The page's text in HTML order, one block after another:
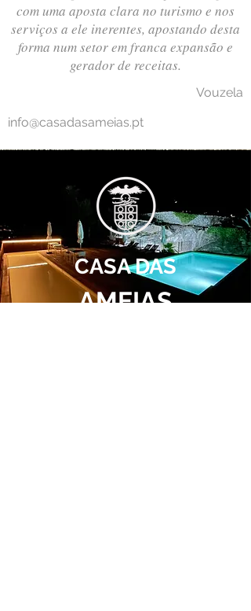
com uma aposta clara no turismo e nos
serviços a ele inerentes, apostando desta
forma num setor em franca expansão e
gerador de receitas.
Vouzela
info@casadasameias.pt
CASA DAS
AMEIAS